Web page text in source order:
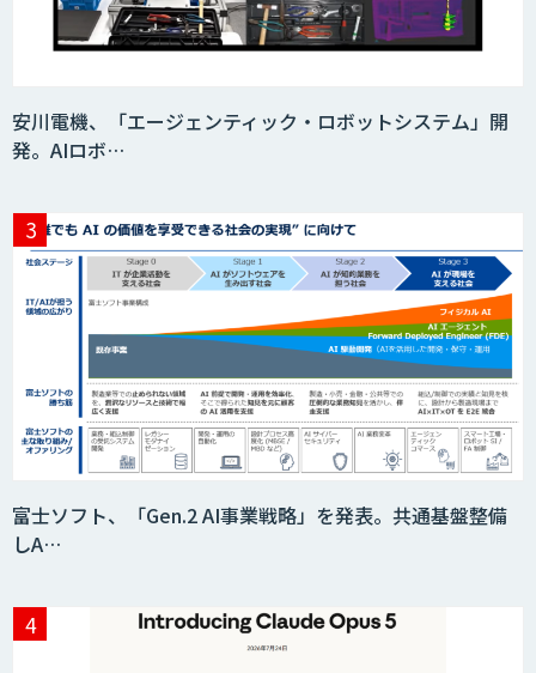
Acompany セキュアチャット
secondz Agentsense
安川電機、「エージェンティック・ロボットシステム」開
発。AIロボ…
富士ソフト、「Gen.2 AI事業戦略」を発表。共通基盤整備
しA…